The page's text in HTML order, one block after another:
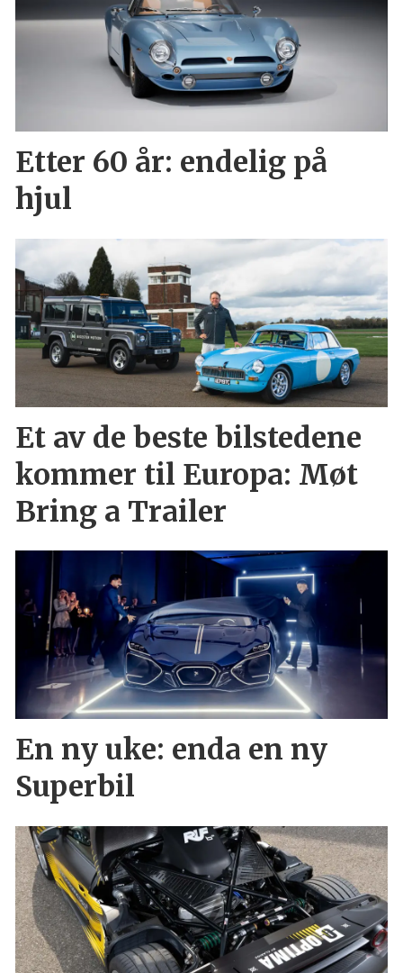
Etter 60 år: endelig på
hjul
Et av de beste bilstedene
kommer til Europa: Møt
Bring a Trailer
En ny uke: enda en ny
Superbil